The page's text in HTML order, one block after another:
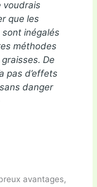
voudrais
que les
inégalés
méthodes
De
pas d’effets
danger
avantages,